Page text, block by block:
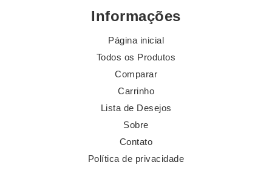
Informações
Página inicial
Todos os Produtos
Comparar
Carrinho
Lista de Desejos
Sobre
Contato
Política de privacidade